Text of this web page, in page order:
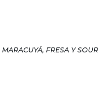
FRESA Y SOUR